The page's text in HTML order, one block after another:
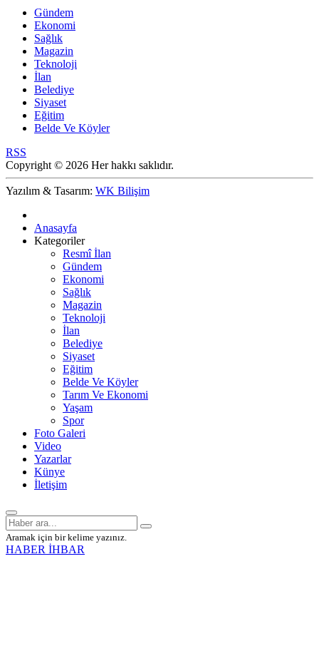
Gündem
Ekonomi
Sağlık
Magazin
Teknoloji
İlan
Belediye
Siyaset
Eğitim
Belde Ve Köyler
RSS
Copyright © 2026 Her hakkı saklıdır.
Yazılım & Tasarım: WK Bilişim
Anasayfa
Kategoriler
Resmî İlan
Gündem
Ekonomi
Sağlık
Magazin
Teknoloji
İlan
Belediye
Siyaset
Eğitim
Belde Ve Köyler
Tarım Ve Ekonomi
Yaşam
Spor
Foto Galeri
Video
Yazarlar
Künye
İletişim
Aramak için bir kelime yazınız.
HABER İHBAR